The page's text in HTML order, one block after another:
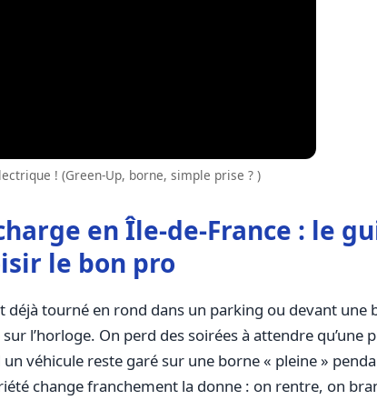
! (Green-Up, borne, simple prise ? )
en Île-de-France : le
le bon pro
déjà tourné en rond dans un parking ou devant une
l’horloge. On perd des soirées à attendre qu’une
véhicule reste garé sur une borne « pleine »
change franchement la donne : on rentre, on